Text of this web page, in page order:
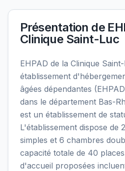
Présentation de
Clinique Saint-Luc
EHPAD de la Clinique
établissement
âgées dépendantes
dans le département Bas-
est un établissement de
L'établissement dispose de
simples et 6 chambres
capacité totale de 40
d'accueil proposées